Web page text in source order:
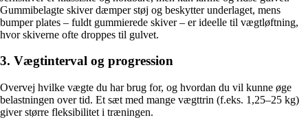
Gummibelagte skiver dæmper støj og beskytter underlaget, mens
bumper plates – fuldt gummierede skiver – er ideelle til vægtløftning,
hvor skiverne ofte droppes til gulvet.
3. Vægtinterval og progression
Overvej hvilke vægte du har brug for, og hvordan du vil kunne øge
belastningen over tid. Et sæt med mange vægttrin (f.eks. 1,25–25 kg)
giver større fleksibilitet i træningen.